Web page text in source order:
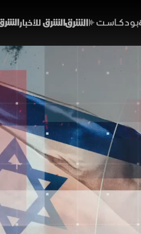
أمام
وإسرائيل، يبقى التنفيذ
من سلاحه، وهو ما يعتبره
في الجنوب، في ظل غياب